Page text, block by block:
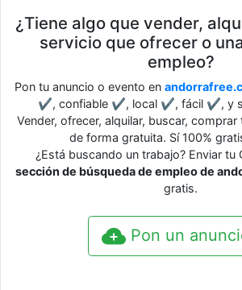
¿Tiene algo que vender,
servicio que ofrecer o
empleo?
Pon tu anuncio o evento en
✔, confiable ✔, local ✔, fácil ✔, y
Vender, ofrecer, alquilar, buscar,
de forma gratuita. Sí 100%
¿Está buscando un trabajo? Enviar tu
sección de búsqueda de empleo de
gratis.
Pon un